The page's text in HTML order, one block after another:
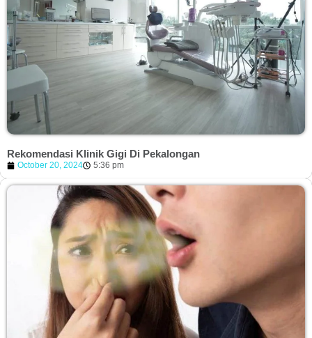
Rekomendasi Klinik Gigi Di Pekalongan
October 20, 2024 5:36 pm